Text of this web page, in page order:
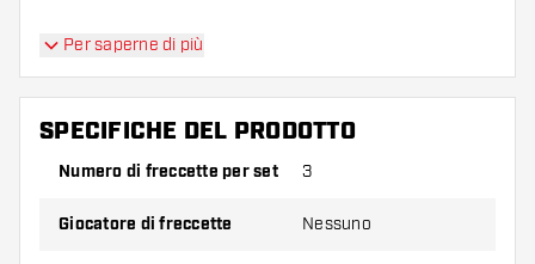
Suggerimento di Dartshopper!
Assicuratevi di avere a portata di mano un gran
numero di alette e di astine. Questi possono
Provate una forma, un materiale o uno
Per saperne di più
SPECIFICHE DEL PRODOTTO
Numero di freccette per set 3
Giocatore di freccette Nessuno